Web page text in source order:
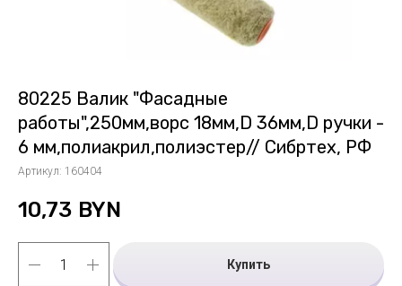
80225 Валик "Фасадные
работы",250мм,ворс 18мм,D 36мм,D ручки -
6 мм,полиакрил,полиэстер// Сибртех, РФ
Артикул: 160404
10,73 BYN
Купить